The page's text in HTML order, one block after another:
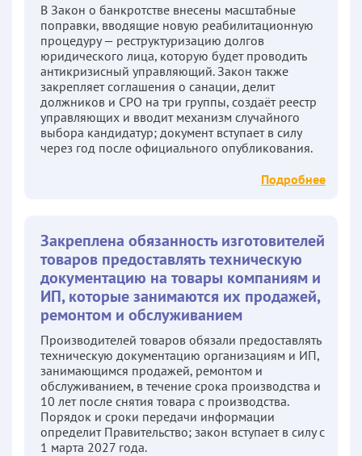
В Закон о банкротстве внесены масштабные
поправки, вводящие новую реабилитационную
процедуру — реструктуризацию долгов
юридического лица, которую будет проводить
антикризисный управляющий. Закон также
закрепляет соглашения о санации, делит
должников и СРО на три группы, создаёт реестр
управляющих и вводит механизм случайного
выбора кандидатур; документ вступает в силу
через год после официального опубликования.
Подробнее
Закреплена обязанность изготовителей
товаров предоставлять техническую
документацию на товары компаниям и
ИП, которые занимаются их продажей,
ремонтом и обслуживанием
Производителей товаров обязали предоставлять
техническую документацию организациям и ИП,
занимающимся продажей, ремонтом и
обслуживанием, в течение срока производства и
10 лет после снятия товара с производства.
Порядок и сроки передачи информации
определит Правительство; закон вступает в силу с
1 марта 2027 года.